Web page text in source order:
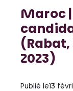
Maroc
(Rabat,
2023)
Publié le13